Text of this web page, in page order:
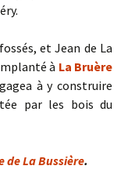
et Jean de La
à La Bruère
à y construire
par les bois du
de La Bussière.